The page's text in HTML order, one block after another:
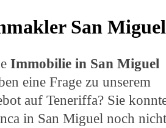
San Miguel
Immobilie in San Miguel
eine Frage zu unserem
auf Teneriffa? Sie
in San Miguel noch nicht